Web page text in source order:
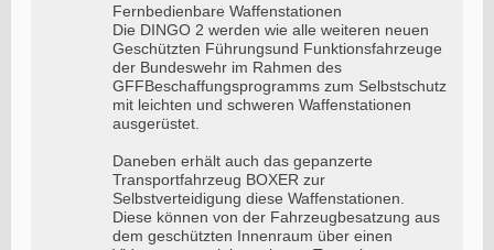
Fernbedienbare Waffenstationen
Die DINGO 2 werden wie alle weiteren neuen
Geschützten Führungsund Funktionsfahrzeuge
der Bundeswehr im Rahmen des
GFFBeschaffungsprogramms zum Selbstschutz
mit leichten und schweren Waffenstationen
ausgerüstet.
Daneben erhält auch das gepanzerte
Transportfahrzeug BOXER zur
Selbstverteidigung diese Waffenstationen.
Diese können von der Fahrzeugbesatzung aus
dem geschützten Innenraum über einen